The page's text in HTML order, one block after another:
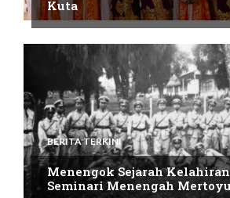
Kuta
BERITA TERKINI
Menengok Sejarah
Seminari Menengah